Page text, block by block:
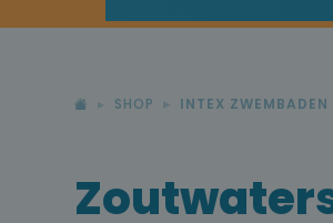
SHOP INTEX ZWEMBADEN